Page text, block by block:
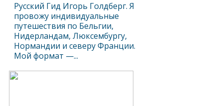
Русский Гид Игорь Голдберг. Я
провожу индивидуальные
путешествия по Бельгии,
Нидерландам, Люксембургу,
Нормандии и северу Франции.
Мой формат —...